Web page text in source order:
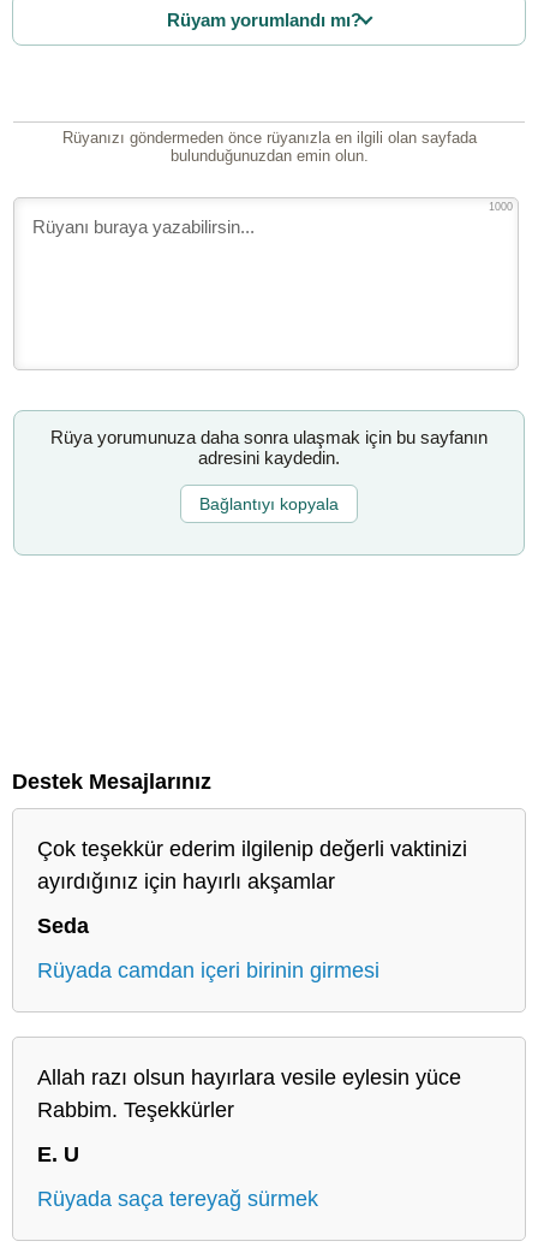
Rüyam yorumlandı mı?
Rüyanızı göndermeden önce rüyanızla en ilgili olan sayfada
bulunduğunuzdan emin olun.
1000
Rüya yorumunuza daha sonra ulaşmak için bu sayfanın
adresini kaydedin.
Bağlantıyı kopyala
Destek Mesajlarınız
Çok teşekkür ederim ilgilenip değerli vaktinizi
ayırdığınız için hayırlı akşamlar
Seda
Rüyada camdan içeri birinin girmesi
Allah razı olsun hayırlara vesile eylesin yüce
Rabbim. Teşekkürler
E. U
Rüyada saça tereyağ sürmek